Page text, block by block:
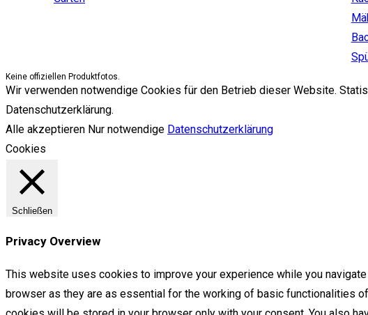
Keine offiziellen Produktfotos.
Wir verwenden notwendige Cookies für den Betrieb dieser Website.
Datenschutzerklärung.
Alle akzeptieren Nur notwendige Datenschutzerklärung
Cookies
Schließen
Privacy Overview
This website uses cookies to improve your experience while you
browser as they are as essential for the working of basic functionalities